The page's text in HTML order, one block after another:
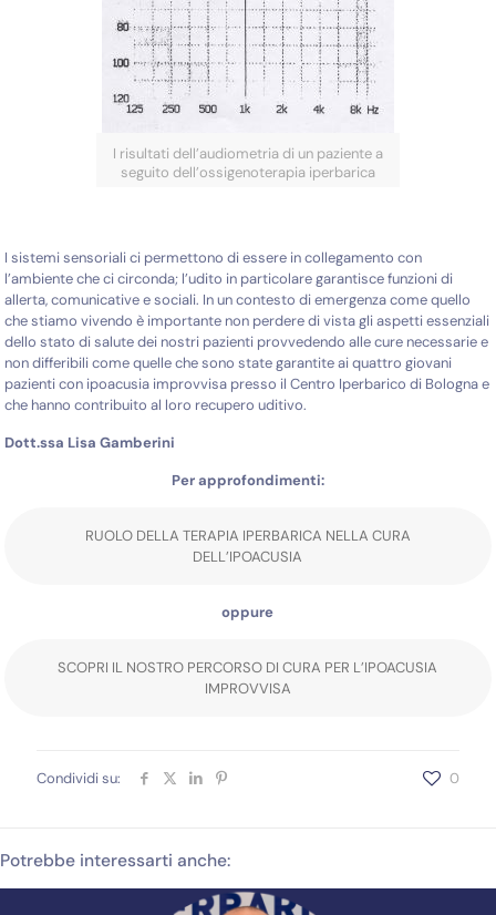
I risultati dell’audiometria di un paziente a
seguito dell’ossigenoterapia iperbarica
I sistemi sensoriali ci permettono di essere in collegamento con
l’ambiente che ci circonda; l’udito in particolare garantisce funzioni di
allerta, comunicative e sociali. In un contesto di emergenza come quello
che stiamo vivendo è importante non perdere di vista gli aspetti essenziali
dello stato di salute dei nostri pazienti provvedendo alle cure necessarie e
non differibili come quelle che sono state garantite ai quattro giovani
pazienti con ipoacusia improvvisa presso il Centro Iperbarico di Bologna e
che hanno contribuito al loro recupero uditivo.
Dott.ssa Lisa Gamberini
Per approfondimenti:
RUOLO DELLA TERAPIA IPERBARICA NELLA CURA
DELL’IPOACUSIA
oppure
SCOPRI IL NOSTRO PERCORSO DI CURA PER L’IPOACUSIA
IMPROVVISA
Condividi su: 0
Potrebbe interessarti anche: